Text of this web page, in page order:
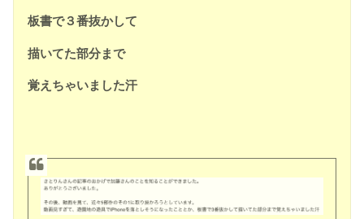
板書で３番抜かして
描いてた部分まで
覚えちゃいました汗